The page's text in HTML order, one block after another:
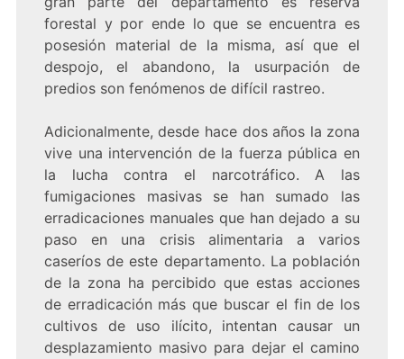
forestal y por ende lo que se encuentra es
posesión material de la misma, así que el
despojo, el abandono, la usurpación de
predios son fenómenos de difícil rastreo.
Adicionalmente, desde hace dos años la zona
vive una intervención de la fuerza pública en
la lucha contra el narcotráfico. A las
fumigaciones masivas se han sumado las
erradicaciones manuales que han dejado a su
paso en una crisis alimentaria a varios
caseríos de este departamento. La población
de la zona ha percibido que estas acciones
de erradicación más que buscar el fin de los
cultivos de uso ilícito, intentan causar un
desplazamiento masivo para dejar el camino